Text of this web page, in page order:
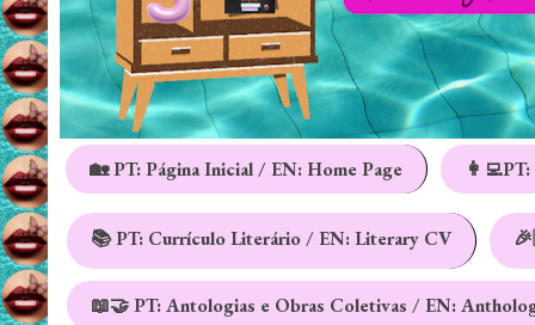
🏡 PT: Página Inicial / EN: Home Page
📚 PT: Currículo Literário / EN: Literary CV
📖🤝 PT: Antologias e Obras Coletivas / EN: